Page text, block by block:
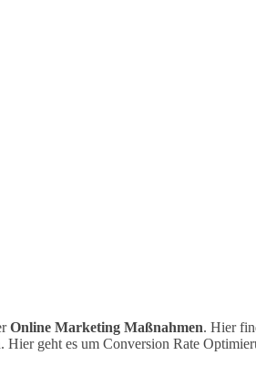
Online Marketing Maßnahmen. Hier
geht es um Conversion Rate